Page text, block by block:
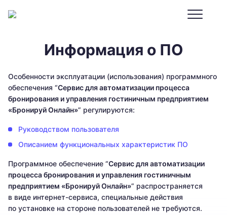
Информация о ПО
Особенности эксплуатации (использования) программного
обеспечения “Сервис для автоматизации процесса
бронирования и управления гостиничным предприятием
«Бронируй Онлайн»” регулируются:
Руководством пользователя
Описанием функциональных характеристик ПО
Программное обеспечение “Сервис для автоматизации
процесса бронирования и управления гостиничным
предприятием «Бронируй Онлайн»” распространяется
в виде интернет-сервиса, специальные действия
по установке на стороне пользователей не требуются.